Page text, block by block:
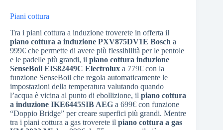
Piani cottura
Tra i piani cottura a induzione troverete in offerta il
piano cottura a induzione PXV875DV1E Bosch a
999€ che permette di avere più flessibilità per le pentole
e le padelle più grandi, il piano cottura induzione
SenseBoil EIS82449C Electrolux a 779€ con la
funzione SenseBoil che regola automaticamente le
impostazioni della temperatura valutando quando
l’acqua è vicina al punto di ebollizione, il piano cottura
a induzione IKE6445SIB AEG a 699€ con funzione
“Doppio Bridge” per creare superfici più grandi. Mentre
tra i piani cottura a gas troverete il piano cottura a gas